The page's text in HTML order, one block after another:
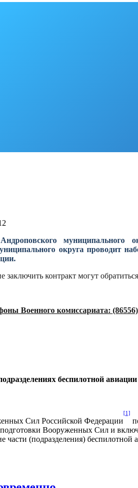
округа проводит
контракт могут
Военного комиссариата:
беспилотной авиации
Сил Российской Федерации
[1]
Вооруженных Сил и
части (подразделения)